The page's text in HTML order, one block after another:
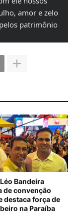
amor e zelo
patrimônio
Bandeira
de convenção
destaca força de
na Paraíba